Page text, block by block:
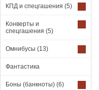
КПД и спецгашения (5)
Конверты и
спецгашения (5)
Омнибусы (13)
Фантастика
Боны (банкноты) (6)